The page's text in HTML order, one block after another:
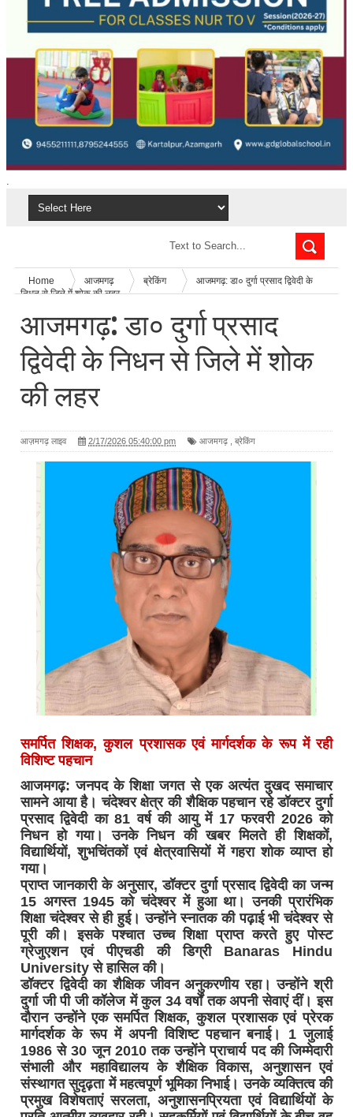
.
Home आजमगढ़ ब्रेकिंग
आजमगढ़: डा० दुर्गा प्रसाद द्विवेदी के
निधन से जिले में शोक की लहर
आजमगढ़: डा० दुर्गा प्रसाद
द्विवेदी के निधन से जिले में शोक
की लहर
आज़मगढ़ लाइव 2/17/2026 05:40:00 pm आजमगढ़ ब्रेकिंग
समर्पित शिक्षक, कुशल प्रशासक एवं मार्गदर्शक के रूप में रही
विशिष्ट पहचान
आजमगढ़: जनपद के शिक्षा जगत से एक अत्यंत दुखद समाचार
सामने आया है। चंदेश्वर क्षेत्र की शैक्षिक पहचान रहे डॉक्टर दुर्गा
प्रसाद द्विवेदी का 81 वर्ष की आयु में 17 फरवरी 2026 को
निधन हो गया। उनके निधन की खबर मिलते ही शिक्षकों,
विद्यार्थियों, शुभचिंतकों एवं क्षेत्रवासियों में गहरा शोक व्याप्त हो
गया।
प्राप्त जानकारी के अनुसार, डॉक्टर दुर्गा प्रसाद द्विवेदी का जन्म
15 अगस्त 1945 को चंदेश्वर में हुआ था। उनकी प्रारंभिक
शिक्षा चंदेश्वर से ही हुई। उन्होंने स्नातक की पढ़ाई भी चंदेश्वर से
पूरी की। इसके पश्चात उच्च शिक्षा प्राप्त करते हुए पोस्ट
ग्रेजुएशन एवं पीएचडी की डिग्री Banaras Hindu
University से हासिल की।
डॉक्टर द्विवेदी का शैक्षिक जीवन अनुकरणीय रहा। उन्होंने श्री
दुर्गा जी पी जी कॉलेज में कुल 34 वर्षों तक अपनी सेवाएं दीं। इस
दौरान उन्होंने एक समर्पित शिक्षक, कुशल प्रशासक एवं प्रेरक
मार्गदर्शक के रूप में अपनी विशिष्ट पहचान बनाई। 1 जुलाई
1986 से 30 जून 2010 तक उन्होंने प्राचार्य पद की जिम्मेदारी
संभाली और महाविद्यालय के शैक्षिक विकास, अनुशासन एवं
संस्थागत सुदृढ़ता में महत्वपूर्ण भूमिका निभाई। उनके व्यक्तित्व की
प्रमुख विशेषताएं सरलता, अनुशासनप्रियता एवं विद्यार्थियों के